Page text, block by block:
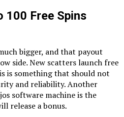
100 Free Spins
bigger, and that payout
side. New scatters launch free
is something that should not
and reliability. Another
software machine is the
release a bonus.